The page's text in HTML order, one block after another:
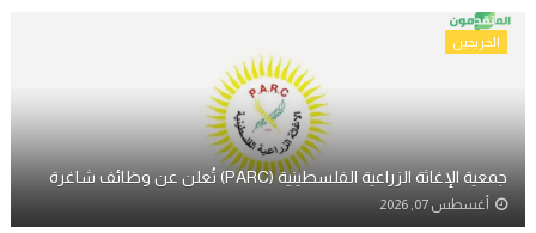
الخريجين
جمعية الإغاثة الزراعية الفلسطينية (PARC) تُعلن عن وظائف شاغرة
أغسطس 07, 2026